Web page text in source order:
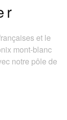
et le
mont-blanc
notre pôle de